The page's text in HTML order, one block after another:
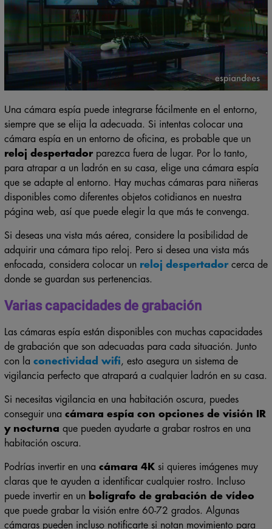
Una cámara espía puede integrarse fácilmente en el entorno,
siempre que se elija la adecuada. Si intentas colocar una
cámara espía en un entorno de oficina, es probable que un
reloj despertador
parezca fuera de lugar. Por lo tanto,
para atrapar a un ladrón en su casa, elige una cámara espía
que se adapte al entorno. Hay muchas cámaras para niñeras
disponibles como diferentes objetos cotidianos en nuestra
página web, así que puede elegir la que más te convenga.
Si deseas una vista más aérea, considere la posibilidad de
adquirir una cámara tipo reloj. Pero si desea una vista más
enfocada, considera colocar un
reloj despertador
cerca de
donde se guardan sus pertenencias.
Varias capacidades de grabación
Las cámaras espía están disponibles con muchas capacidades
de grabación que son adecuadas para cada situación. Junto
con la
conectividad wifi , esto asegura un sistema de
vigilancia perfecto que atrapará a cualquier ladrón en su casa.
Si necesitas vigilancia en una habitación oscura, puedes
conseguir unacámara espía con opciones de visión IR
y nocturna
que pueden ayudarte a grabar rostros en una
habitación oscura.
Podrías invertir en una cámara 4Ksi quieres imágenes muy
claras que te ayuden a identificar cualquier rostro. Incluso
puede invertir en un bolígrafo de grabación de vídeo
que puede grabar la visión entre 60-72 grados. Algunas
cámaras pueden incluso notificarte si notan movimiento para